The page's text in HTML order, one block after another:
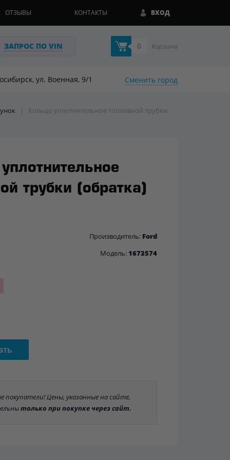
ВХОД
ОТЗЫВЫ КОНТАКТЫ
ЗАПРОС ПО VIN 0 Корзина
ул. Военная, 9/1 Сменить город
| Кольцо уплотнительное топливной трубки
трубки (обратка)
Производитель: Ford
Модель: 1673574
покупатели! Цены, указанные на сайте,
только при покупке через сайт.